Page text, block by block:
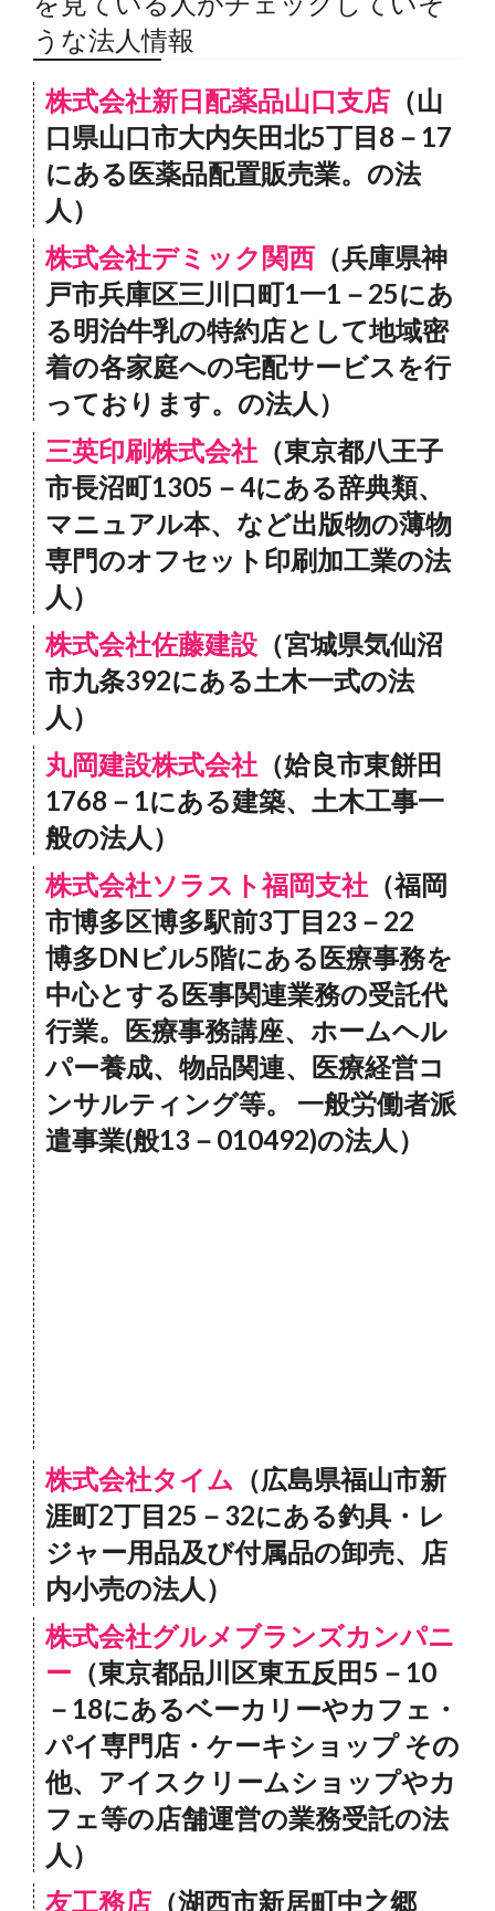
うな法人情報
株式会社新日配薬品山口支店 （山
口県山口市大内矢田北5丁目8－17
にある医薬品配置販売業。の法
人）
株式会社デミック関西 （兵庫県神
戸市兵庫区三川口町1一1－25にあ
る明治牛乳の特約店として地域密
着の各家庭への宅配サービスを行
っております。の法人）
三英印刷株式会社 （東京都八王子
市長沼町1305－4にある辞典類、
マニュアル本、など出版物の薄物
専門のオフセット印刷加工業の法
人）
株式会社佐藤建設 （宮城県気仙沼
市九条392にある土木一式の法
人）
丸岡建設株式会社 （姶良市東餅田
1768－1にある建築、土木工事一
般の法人）
株式会社ソラスト福岡支社 （福岡
市博多区博多駅前3丁目23－22
博多DNビル5階にある医療事務を
中心とする医事関連業務の受託代
行業。医療事務講座、ホームヘル
パー養成、物品関連、医療経営コ
ンサルティング等。 一般労働者派
遣事業(般13－010492)の法人）
株式会社タイム （広島県福山市新
涯町2丁目25－32にある釣具・レ
ジャー用品及び付属品の卸売、店
内小売の法人）
株式会社グルメブランズカンパニ
ー （東京都品川区東五反田5－10
－18にあるベーカリーやカフェ・
パイ専門店・ケーキショップ その
他、アイスクリームショップやカ
フェ等の店舗運営の業務受託の法
人）
友工務店 （湖西市新居町中之郷